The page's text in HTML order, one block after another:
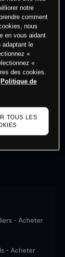
- Acheter
- Acheter
notre
comment
nous
en vous aidant
adaptant le
«
«
des cookies.
Politique de
TOUS LES